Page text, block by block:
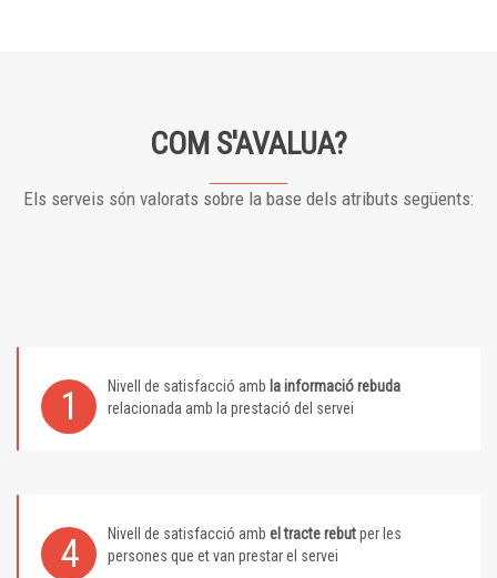
COM S'AVALUA?
Els serveis són valorats sobre la base dels atributs següents:
1 Nivell de satisfacció amb la informació rebuda
relacionada amb la prestació del servei
4 Nivell de satisfacció amb el tracte rebutper les
persones que et van prestar el servei